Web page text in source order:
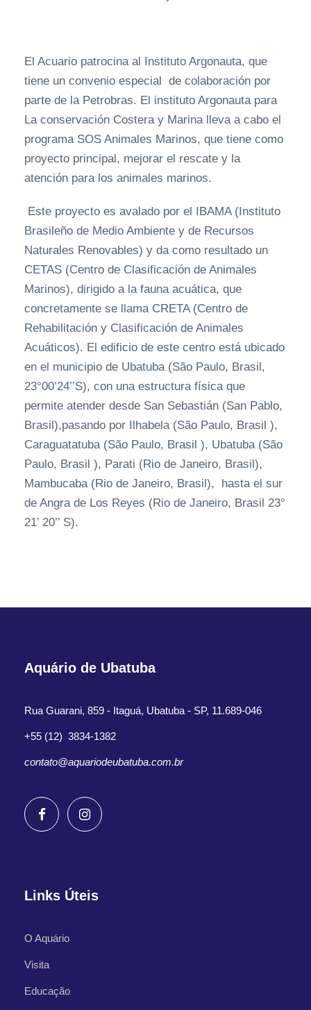
El Acuario patrocina al Instituto Argonauta, que
tiene un convenio especial de colaboración por
parte de la Petrobras. El instituto Argonauta para
La conservación Costera y Marina lleva a cabo el
programa SOS Animales Marinos, que tiene como
proyecto principal, mejorar el rescate y la
atención para los animales marinos.
Este proyecto es avalado por el IBAMA (Instituto
Brasileño de Medio Ambiente y de Recursos
Naturales Renovables) y da como resultado un
CETAS (Centro de Clasificación de Animales
Marinos), dirigido a la fauna acuática, que
concretamente se llama CRETA (Centro de
Rehabilitación y Clasificación de Animales
Acuáticos). El edificio de este centro está ubicado
en el municipio de Ubatuba (São Paulo, Brasil,
23°00’24’’S), con una estructura física que
permite atender desde San Sebastián (San Pablo,
Brasil),pasando por Ilhabela (São Paulo, Brasil ),
Caraguatatuba (São Paulo, Brasil ), Ubatuba (São
Paulo, Brasil ), Parati (Rio de Janeiro, Brasil),
Mambucaba (Rio de Janeiro, Brasil), hasta el sur
de Angra de Los Reyes (Rio de Janeiro, Brasil 23°
21’ 20’’ S).
Aquário de Ubatuba
Rua Guarani, 859 - Itaguá, Ubatuba - SP, 11.689-046
+55 (12) 3834-1382
contato@aquariodeubatuba.com.br
Links Úteis
O Aquário
Visita
Educação